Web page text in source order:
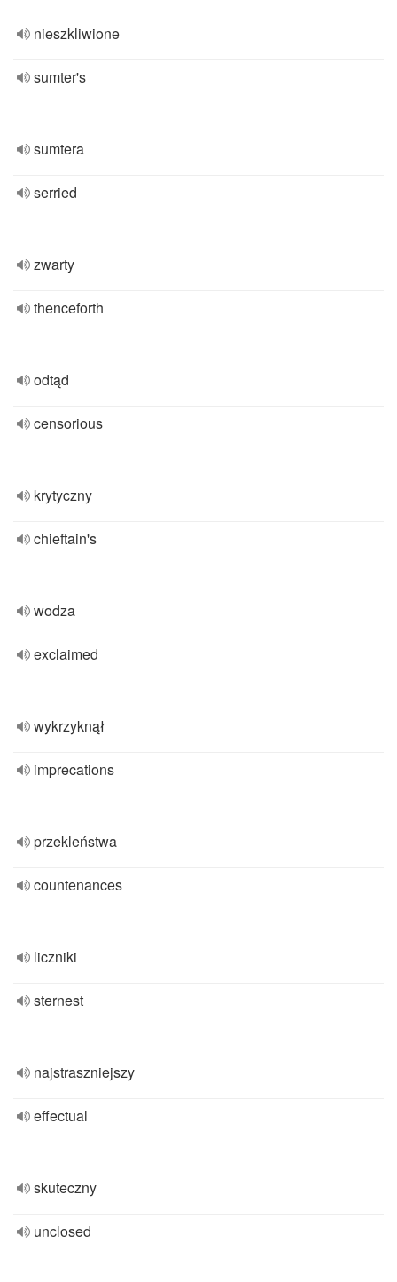
nieszkliwione
sumter's
sumtera
serried
zwarty
thenceforth
odtąd
censorious
krytyczny
chieftain's
wodza
exclaimed
wykrzyknął
imprecations
przekleństwa
countenances
liczniki
sternest
najstraszniejszy
effectual
skuteczny
unclosed